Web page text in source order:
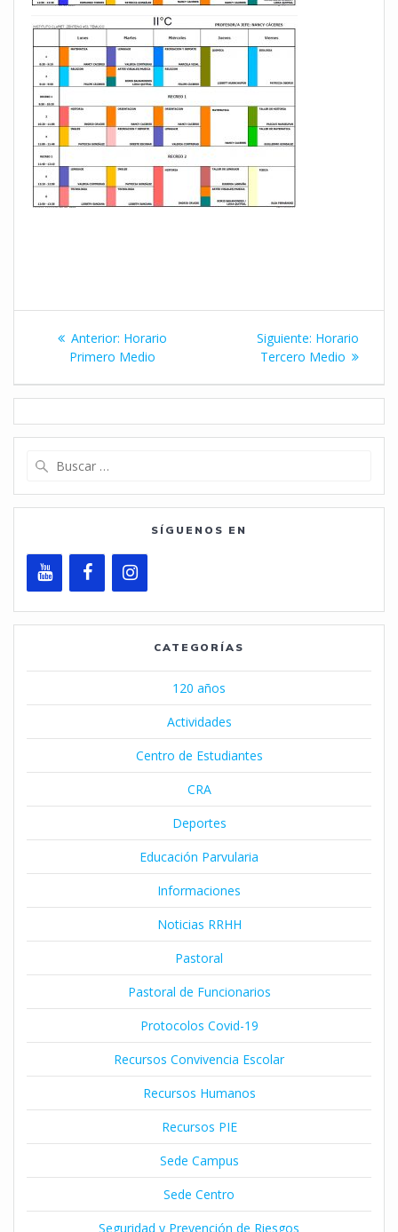
Navegación
entradas
Anterior: Entrada
anterior:
Horario
Primero Medio
Siguiente: Siguiente
entrada:
Horario
Tercero Medio
SÍGUENOS EN
CATEGORÍAS
120 años
Actividades
Centro de Estudiantes
CRA
Deportes
Educación Parvularia
Informaciones
Noticias RRHH
Pastoral
Pastoral de Funcionarios
Protocolos Covid-19
Recursos Convivencia Escolar
Recursos Humanos
Recursos PIE
Sede Campus
Sede Centro
Seguridad y Prevención de Riesgos